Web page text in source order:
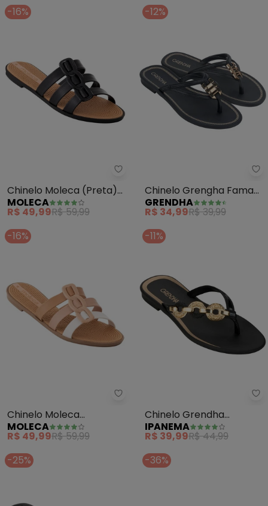
-16%
Moleca - Chinelo Moleca
Chinelo Moleca (Preta)
em Sintético
MOLECA
R$ 49,99R$ 59,99
-12%
Chinelo Grengha Fama
(Preto) em Sintético
GRENDHA
R$ 34,99R$ 39,99
-16%
Moleca - Chinelo Moleca
Chinelo Moleca
(Caramelo) em Sintétco
MOLECA
R$ 49,99R$ 59,99
-11%
Chinelo Grendha
Essencial (Preta)
IPANEMA
R$ 39,99R$ 44,99
-25%
-36%